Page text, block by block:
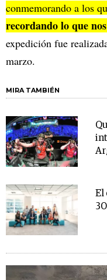
conmemorando a los
recordando lo que
expedición fue
marzo.
MIRA TAMBIÉN
El